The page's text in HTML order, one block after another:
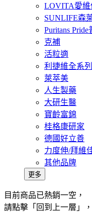
LOVITA愛維
SUNLIFE森
Puritans
克補
活粒適
利捷維全系
萊萃美
人生製藥
大研生醫
寶齡富錦
桂格康研家
德國好立善
力度伸/拜維
其他品牌
更多
目前商品已熱銷一空，
請點擊「回到上一層」